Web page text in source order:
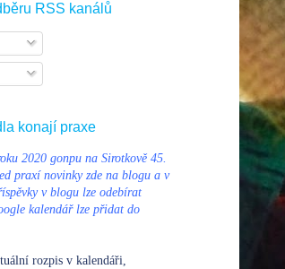
RSS kanálů
konají praxe
2020 gonpu na Sirotkově 45.
praxí novinky zde na blogu a v
v blogu lze odebírat
kalendář lze přidat do
rozpis v kalendáři,